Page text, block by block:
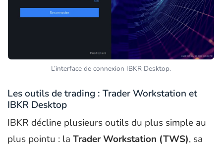
L’interface de connexion IBKR Desktop.
Les outils de trading : Trader Workstation et
IBKR Desktop
IBKR décline plusieurs outils du plus simple au
plus pointu : la Trader Workstation (TWS), sa